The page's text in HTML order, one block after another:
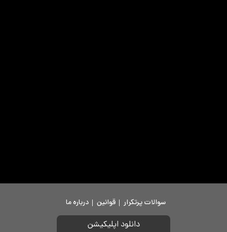
سوالات پرتکرار قوانین درباره ما
دانلود اپلیکیشن